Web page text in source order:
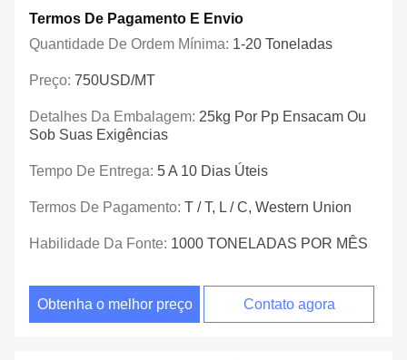
Termos De Pagamento E Envio
Quantidade De Ordem Mínima: 1-20 Toneladas
Preço: 750USD/MT
Detalhes Da Embalagem: 25kg Por Pp Ensacam Ou
Sob Suas Exigências
Tempo De Entrega: 5 A 10 Dias Úteis
Termos De Pagamento: T / T, L / C, Western Union
Habilidade Da Fonte: 1000 TONELADAS POR MÊS
Obtenha o melhor preço Contato agora